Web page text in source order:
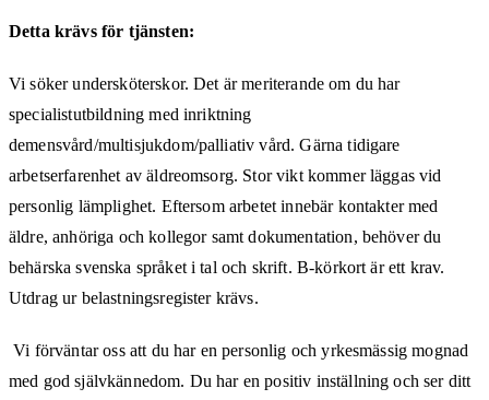
Detta krävs för tjänsten:
Vi söker undersköterskor. Det är meriterande om du har
specialistutbildning med inriktning
demensvård/multisjukdom/palliativ vård. Gärna tidigare
arbetserfarenhet av äldreomsorg. Stor vikt kommer läggas vid
personlig lämplighet. Eftersom arbetet innebär kontakter med
äldre, anhöriga och kollegor samt dokumentation, behöver du
behärska svenska språket i tal och skrift. B-körkort är ett krav.
Utdrag ur belastningsregister krävs.
Vi förväntar oss att du har en personlig och yrkesmässig mognad
med god självkännedom. Du har en positiv inställning och ser ditt